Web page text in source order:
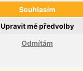
Souhlasím
Odmítám
Upravit mé předvolby